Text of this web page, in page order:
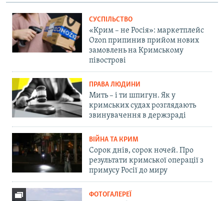
СУСПІЛЬСТВО
«Крим – не Росія»: маркетплейс
Ozon припинив прийом нових
замовлень на Кримському
півострові
ПРАВА ЛЮДИНИ
Мить – і ти шпигун. Як у
кримських судах розглядають
звинувачення в держзраді
ВІЙНА ТА КРИМ
Сорок днів, сорок ночей. Про
результати кримської операції з
примусу Росії до миру
ФОТОГАЛЕРЕЇ